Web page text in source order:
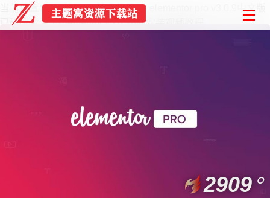
当前位置： 首页 技术教程
elementor pro v3.0.9中文版
已破解激活 + Elementor v3.0.16附安装视频教程
2909